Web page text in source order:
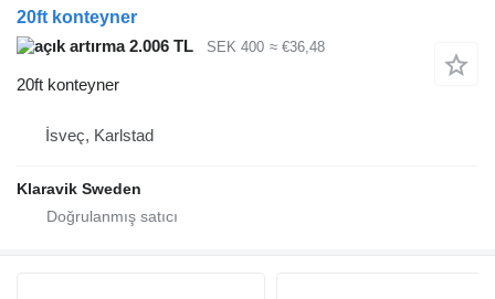
20ft konteyner
2.006 TL
SEK 400 ≈ €36,48
20ft konteyner
İsveç, Karlstad
Klaravik Sweden